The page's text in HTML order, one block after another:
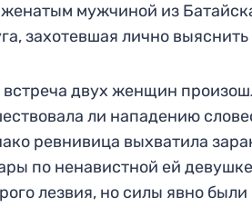
мужчиной из
захотевшая лично
встреча двух женщин
ли нападению
ревнивица выхватила
по ненавистной ей
лезвия, но силы явно